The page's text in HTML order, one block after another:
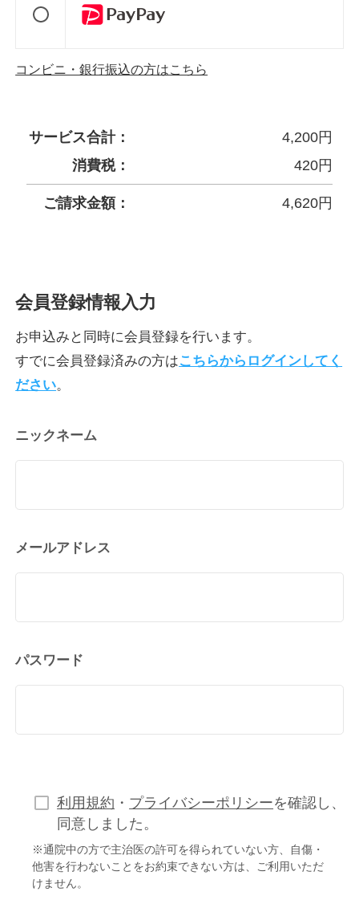
コンビニ・銀行振込の方はこちら
サービス合計： 4,200円
消費税：
420円
ご請求金額： 4,620円
会員登録情報入力
お申込みと同時に会員登録を行います。
すでに会員登録済みの方はこちらからログインしてく
ださい。
ニックネーム
メールアドレス
パスワード
利用規約 ・ プライバシーポリシーを確認し、
同意しました。
※通院中の方で主治医の許可を得られていない方、自傷・
他害を行わないことをお約束できない方は、ご利用いただ
けません。